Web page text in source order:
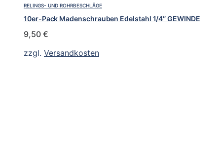
RELINGS- UND ROHRBESCHLÄGE
10er-Pack Madenschrauben Edelstahl 1/4″ GEWINDE
9,50 €
zzgl. Versandkosten